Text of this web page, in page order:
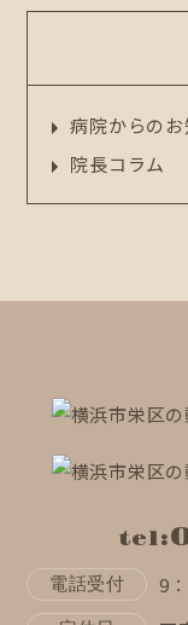
病院からのお
院長コラム
tel:
電話受付 9